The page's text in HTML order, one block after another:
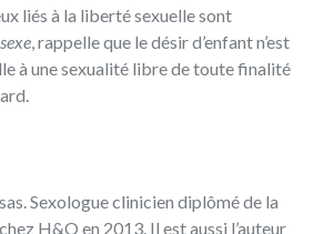
liés à la liberté sexuelle sont
, rappelle que le désir d’enfant n’est
à une sexualité libre de toute finalité
Sexologue clinicien diplômé de la
chez H&O en 2013. Il est aussi l’auteur